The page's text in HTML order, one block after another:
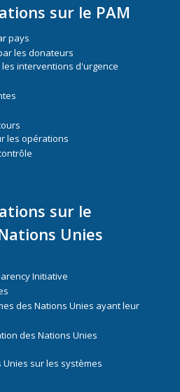
sur le PAM
pays
les donateurs
interventions d'urgence
les opérations
sur le
Unies
Initiative
des Nations Unies ayant leur
des Nations Unies
Unies sur les systèmes